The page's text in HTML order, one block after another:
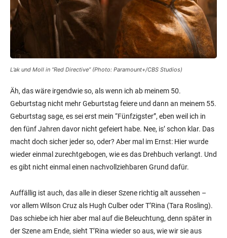
L’ak und Moll in “Red Directive” (Photo: Paramount+/CBS Studios)
Äh, das wäre irgendwie so, als wenn ich ab meinem 50.
Geburtstag nicht mehr Geburtstag feiere und dann an meinem 55.
Geburtstag sage, es sei erst mein “Fünfzigster”, eben weil ich in
den fünf Jahren davor nicht gefeiert habe. Nee, is’ schon klar. Das
macht doch sicher jeder so, oder? Aber mal im Ernst: Hier wurde
wieder einmal zurechtgebogen, wie es das Drehbuch verlangt. Und
es gibt nicht einmal einen nachvollziehbaren Grund dafür.
Auffällig ist auch, das alle in dieser Szene richtig alt aussehen –
vor allem Wilson Cruz als Hugh Culber oder T’Rina (Tara Rosling).
Das schiebe ich hier aber mal auf die Beleuchtung, denn später in
der Szene am Ende, sieht T’Rina wieder so aus, wie wir sie aus